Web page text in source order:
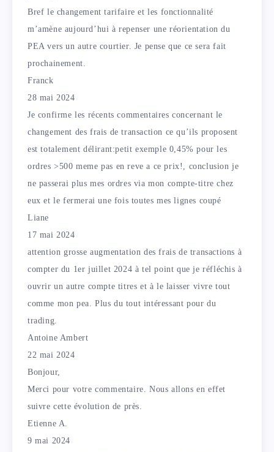
Bref le changement tarifaire et les fonctionnalité
m’amène aujourd’hui à repenser une réorientation du
PEA vers un autre courtier. Je pense que ce sera fait
prochainement.
Franck
28 mai 2024
Je confirme les récents commentaires concernant le
changement des frais de transaction ce qu’ils proposent
est totalement délirant:petit exemple 0,45% pour les
ordres >500 meme pas en reve a ce prix!, conclusion je
ne passerai plus mes ordres via mon compte-titre chez
eux et le fermerai une fois toutes mes lignes coupé
Liane
17 mai 2024
attention grosse augmentation des frais de transactions à
compter du 1er juillet 2024 à tel point que je réfléchis à
ouvrir un autre compte titres et à le laisser vivre tout
comme mon pea. Plus du tout intéressant pour du
trading.
Antoine Ambert
22 mai 2024
Bonjour,
Merci pour votre commentaire. Nous allons en effet
suivre cette évolution de près.
Etienne A.
9 mai 2024